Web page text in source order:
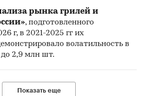
рынка грилей и
, подготовленного
г, в 2021-2025 гг их
волатильность в
до 2,9 млн шт.
Показать еще